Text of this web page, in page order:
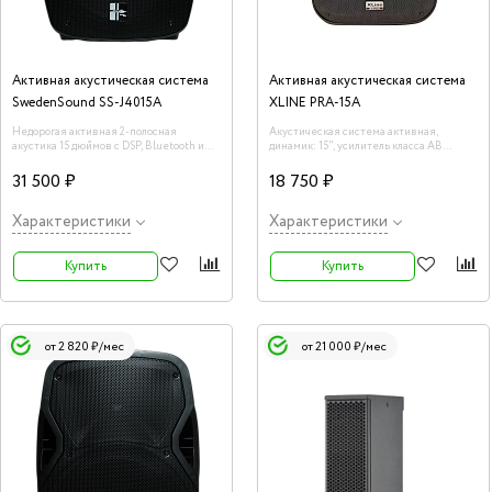
Активная акустическая система
SwedenSound SS-J4015A
Недорогая активная 2-полосная
акустика 15 дюймов с DSP, Bluetooth и
качество в бюджетном сегменте!
31 500 ₽
Характеристики
Купить
Активная акустическая система
XLINE PRA-15A
Акустическая система активная,
динамик: 15", усилитель класса AB
18 750 ₽
Характеристики
Купить
от 2 820 ₽/мес от 21 000 ₽/мес